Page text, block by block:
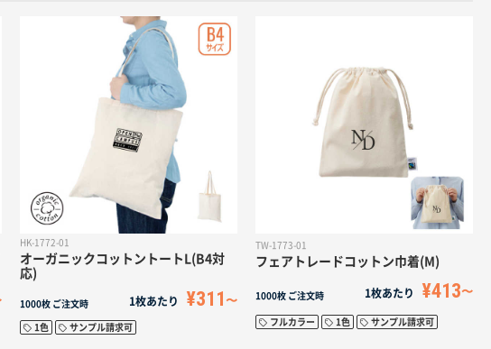
HK-1772-01
オーガニックコットントートL(B4対
応)
1000枚 ご注文時 1枚あたり ¥311
1色 サンプル請求可
TW-1773-01
フェアトレードコットン巾着(M)
1000枚 ご注文時 1枚あたり ¥413
フルカラー 1色 サンプル請求可